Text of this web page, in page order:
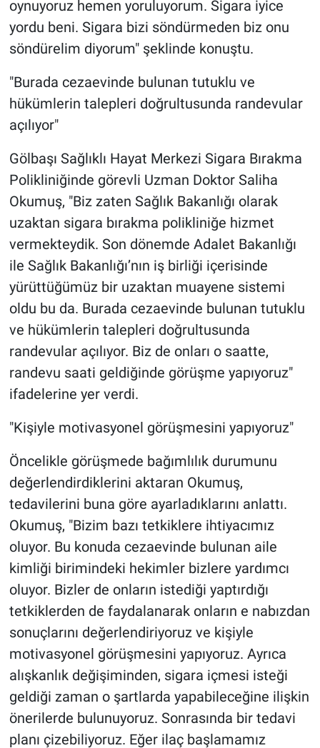
oynuyoruz hemen yoruluyorum. Sigara iyice
yordu beni. Sigara bizi söndürmeden biz onu
söndürelim diyorum" şeklinde konuştu.
"Burada cezaevinde bulunan tutuklu ve
hükümlerin talepleri doğrultusunda randevular
açılıyor"
Gölbaşı Sağlıklı Hayat Merkezi Sigara Bırakma
Polikliniğinde görevli Uzman Doktor Saliha
Okumuş, "Biz zaten Sağlık Bakanlığı olarak
uzaktan sigara bırakma polikliniğe hizmet
vermekteydik. Son dönemde Adalet Bakanlığı
ile Sağlık Bakanlığı’nın iş birliği içerisinde
yürüttüğümüz bir uzaktan muayene sistemi
oldu bu da. Burada cezaevinde bulunan tutuklu
ve hükümlerin talepleri doğrultusunda
randevular açılıyor. Biz de onları o saatte,
randevu saati geldiğinde görüşme yapıyoruz"
ifadelerine yer verdi.
"Kişiyle motivasyonel görüşmesini yapıyoruz"
Öncelikle görüşmede bağımlılık durumunu
değerlendirdiklerini aktaran Okumuş,
tedavilerini buna göre ayarladıklarını anlattı.
Okumuş, "Bizim bazı tetkiklere ihtiyacımız
oluyor. Bu konuda cezaevinde bulunan aile
kimliği birimindeki hekimler bizlere yardımcı
oluyor. Bizler de onların istediği yaptırdığı
tetkiklerden de faydalanarak onların e nabızdan
sonuçlarını değerlendiriyoruz ve kişiyle
motivasyonel görüşmesini yapıyoruz. Ayrıca
alışkanlık değişiminden, sigara içmesi isteği
geldiği zaman o şartlarda yapabileceğine ilişkin
önerilerde bulunuyoruz. Sonrasında bir tedavi
planı çizebiliyoruz. Eğer ilaç başlamamız